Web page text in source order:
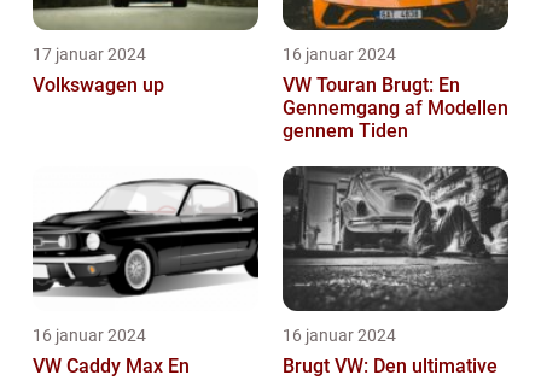
17 januar 2024
Volkswagen up
16 januar 2024
VW Touran Brugt: En
Gennemgang af Modellen
gennem Tiden
16 januar 2024
VW Caddy Max En
16 januar 2024
Brugt VW: Den ultimative